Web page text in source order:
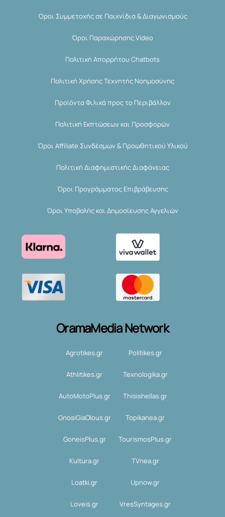
Όροι Συμμετοχής σε Παιχνίδια & Διαγωνισμούς
Όροι Παραχώρησης Video
Πολιτική Απορρήτου Chatbots
Πολιτική Χρήσης Τεχνητής Νοημοσύνης
Προϊόντα Φιλικά προς το Περιβάλλον
Πολιτική Εκπτώσεων και Προσφορών
Όροι Affiliate Συνδέσμων & Προωθητικού Υλικού
Πολιτική Διαφημιστικής Διαφάνειας
Όροι Προγράμματος Επιβράβευσης
Όροι Υποβολής και Δημοσίευσης Αγγελιών
OramaMedia Network
Agrotikes.gr Politikes.gr
Athlitikes.gr Texnologika.gr
AutoMotoPlus.gr Thisishellas.gr
GnosiGiaOlous.gr Topikanea.gr
GoneisPlus.gr TourismosPlus.gr
Kultura.gr TVnea.gr
Loatki.gr Upnow.gr
Loveis.gr VresSyntages.gr